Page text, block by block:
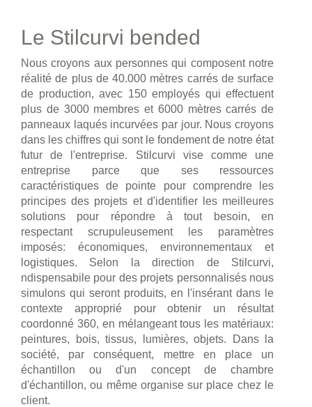
Le Stilcurvi bended
Nous croyons aux personnes qui composent notre
réalité de plus de 40.000 mètres carrés de surface
de production, avec 150 employés qui effectuent
plus de 3000 membres et 6000 mètres carrés de
panneaux laqués incurvées par jour. Nous croyons
dans les chiffres qui sont le fondement de notre état
futur de l'entreprise. Stilcurvi vise comme une
entreprise parce que ses ressources
caractéristiques de pointe pour comprendre les
principes des projets et d'identifier les meilleures
solutions pour répondre à tout besoin, en
respectant scrupuleusement les paramètres
imposés: économiques, environnementaux et
logistiques. Selon la direction de Stilcurvi,
ndispensabile pour des projets personnalisés nous
simulons qui seront produits, en l'insérant dans le
contexte approprié pour obtenir un résultat
coordonné 360, en mélangeant tous les matériaux:
peintures, bois, tissus, lumières, objets. Dans la
société, par conséquent, mettre en place un
échantillon ou d'un concept de chambre
d'échantillon, ou même organise sur place chez le
client.